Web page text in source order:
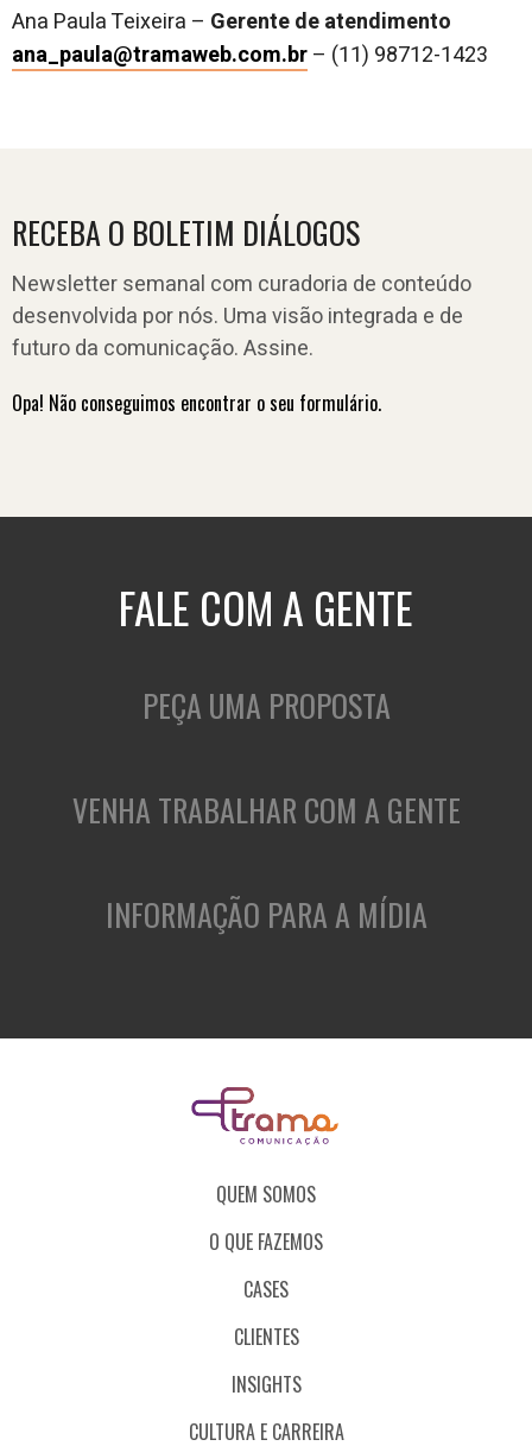
Ana Paula Teixeira – Gerente de atendimento
ana_paula@tramaweb.com.br– (11) 98712-1423
RECEBA O BOLETIM DIÁLOGOS
Newsletter semanal com curadoria de conteúdo
desenvolvida por nós. Uma visão integrada e de
futuro da comunicação. Assine.
Opa! Não conseguimos encontrar o seu formulário.
FALE COM A GENTE
PEÇA UMA PROPOSTA
VENHA TRABALHAR COM A GENTE
INFORMAÇÃO PARA A MÍDIA
QUEM SOMOS
O QUE FAZEMOS
CASES
CLIENTES
INSIGHTS
CULTURA E CARREIRA